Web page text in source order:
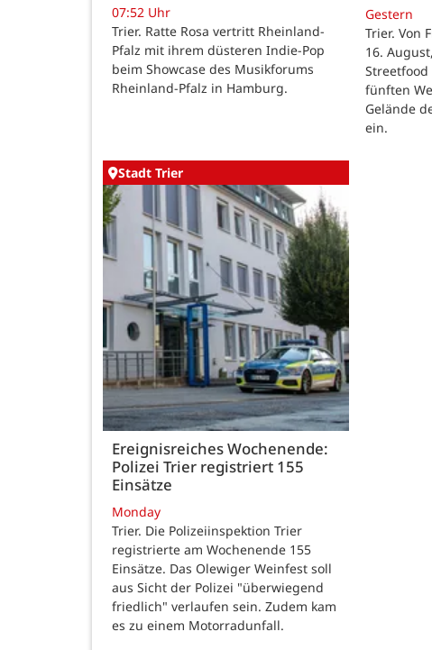
07:52 Uhr
Trier. Ratte Rosa vertritt Rheinland-
Pfalz mit ihrem düsteren Indie-Pop
beim Showcase des Musikforums
Rheinland-Pfalz in Hamburg.
Gestern
Trier. Von
16.
Streetfood
fünften
Gelände
ein.
Stadt Trier
Ereignisreiches Wochenende:
Polizei Trier registriert 155
Einsätze
Monday
Trier. Die Polizeiinspektion Trier
registrierte am Wochenende 155
Einsätze. Das Olewiger Weinfest soll
aus Sicht der Polizei "überwiegend
friedlich" verlaufen sein. Zudem kam
es zu einem Motorradunfall.